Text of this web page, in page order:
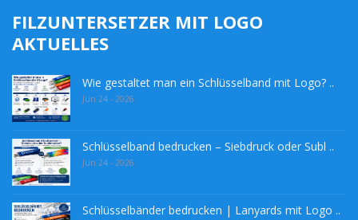
FILZUNTERSETZER MIT LOGO
AKTUELLES
Wie gestaltet man ein Schlüsselband mit Logo? ..
Jun 24 - 2026
Schlüsselband bedrucken – Siebdruck oder Subl ..
Jun 24 - 2026
Schlüsselbänder bedrucken | Lanyards mit Logo ..